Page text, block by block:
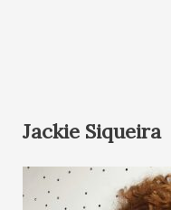
Jackie Siqueira